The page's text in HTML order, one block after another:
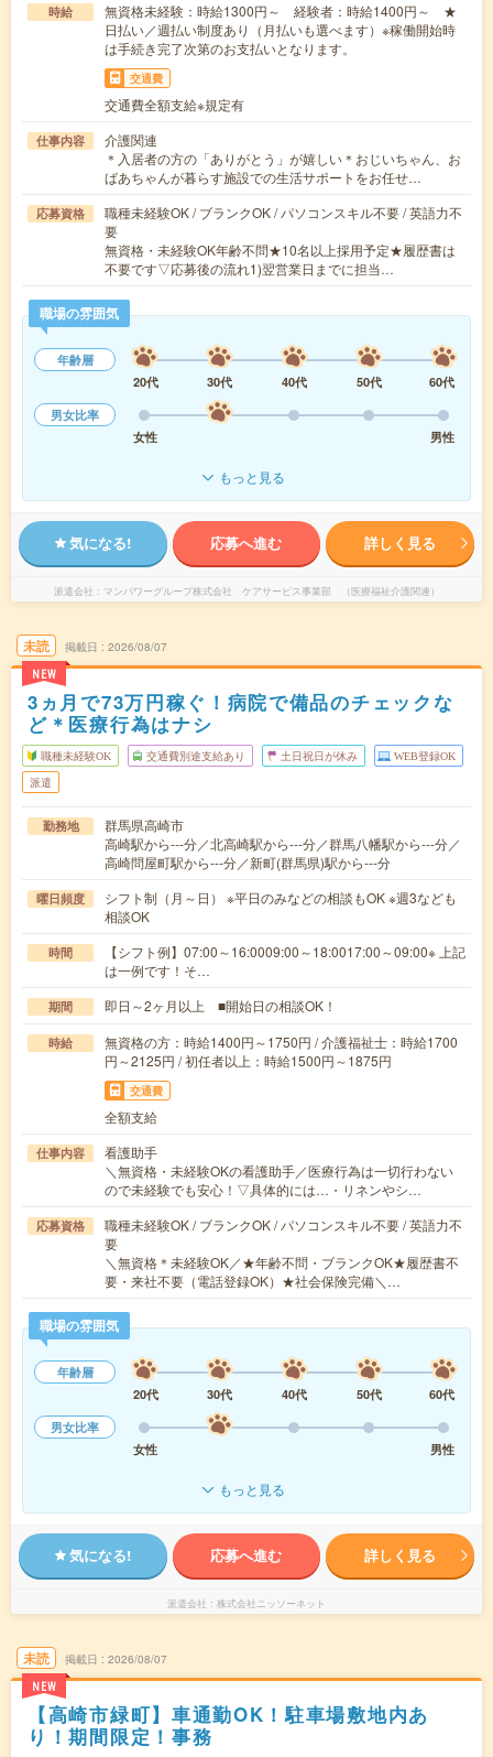
時給
無資格未経験：時給1300円～ 経験者：時給1400円～ ★
日払い／週払い制度あり（月払いも選べます）※稼働開始時
は手続き完了次第のお支払いとなります。
交通費
交通費全額支給※規定有
仕事内容
介護関連
＊入居者の方の「ありがとう」が嬉しい＊おじいちゃん、お
ばあちゃんが暮らす施設での生活サポートをお任せ…
応募資格
職種未経験OK / ブランクOK / パソコンスキル不要 / 英語力不
要
無資格・未経験OK年齢不問★10名以上採用予定★履歴書は
不要です▽応募後の流れ1)翌営業日までに担当…
職場の雰囲気
年齢層
20代
30代 40代 50代
60代
男女比率
女性
男性
もっと見る
気になる! 応募へ進む 詳しく見る
派遣会社 マンパワーグループ株式会社 ケアサービス事業部 （医療福祉介護関連）
未読
NEW
掲載日 2026/08/07
3ヵ月で73万円稼ぐ！病院で備品のチェックな
ど＊医療行為はナシ
職種未経験OK 交通費別途支給あり 土日祝日が休み WEB登録OK
派遣
勤務地
群馬県高崎市
高崎駅から---分／北高崎駅から---分／群馬八幡駅から---分／
高崎問屋町駅から---分／新町(群馬県)駅から---分
曜日頻度
シフト制（月～日） ※平日のみなどの相談もOK ※週3なども
相談OK
時間
【シフト例】07:00～16:0009:00～18:0017:00～09:00※ 上記
は一例です！そ…
期間 即日～2ヶ月以上 ■開始日の相談OK！
時給
無資格の方：時給1400円～1750円 / 介護福祉士：時給1700
円～2125円 / 初任者以上：時給1500円～1875円
交通費
全額支給
仕事内容
看護助手
＼無資格・未経験OKの看護助手／医療行為は一切行わない
ので未経験でも安心！▽具体的には…・リネンやシ…
応募資格
職種未経験OK / ブランクOK / パソコンスキル不要 / 英語力不
要
＼無資格＊未経験OK／★年齢不問・ブランクOK★履歴書不
要・来社不要（電話登録OK）★社会保険完備＼…
職場の雰囲気
年齢層
20代
30代 40代 50代
60代
男女比率
女性
男性
もっと見る
気になる! 応募へ進む 詳しく見る
派遣会社 株式会社ニッソーネット
未読
NEW
掲載日 2026/08/07
【高崎市緑町】車通勤OK！駐車場敷地内あ
り！期間限定！事務